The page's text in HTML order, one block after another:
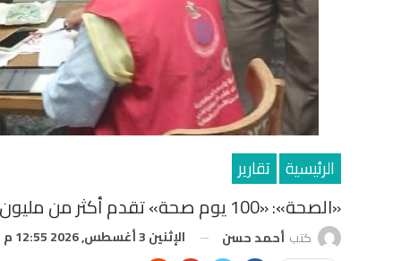
الرئيسية تقارير
«الصحة»: «100 يوم صحة» تقدم أكثر من مليون و364 ألف خدمة طبية مجانية في يومها الأول
كتب أحمد حسن الإثنين 3 أغسطس, 2026 12:55 م